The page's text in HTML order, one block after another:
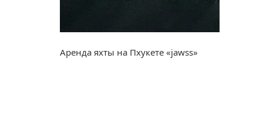
Аренда яхты на Пхукете «jawss»